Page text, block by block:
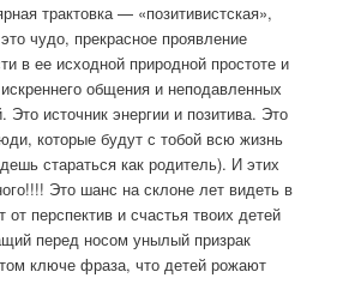
трактовка — «позитивистская»,
чудо, прекрасное проявление
в ее исходной природной простоте и
общения и неподавленных
источник энергии и позитива. Это
которые будут с тобой всю жизнь
стараться как родитель). И этих
Это шанс на склоне лет видеть в
от перспектив и счастья твоих детей
перед носом унылый призрак
ключе фраза, что детей рожают